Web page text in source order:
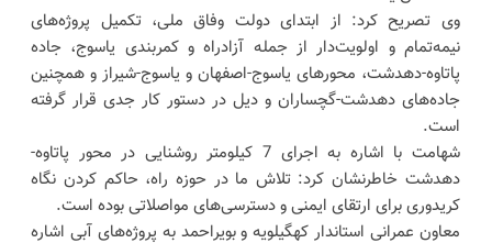
وی تصریح کرد: از ابتدای دولت وفاق ملی، تکمیل پروژه‌های
نیمه‌تمام و اولویت‌دار از جمله آزادراه و کمربندی یاسوج، جاده
پاتاوه-دهدشت، محورهای یاسوج-اصفهان و یاسوج-شیراز و همچنین
جاده‌های دهدشت-گچساران و دیل در دستور کار جدی قرار گرفته
است.
شهامت با اشاره به اجرای 7 کیلومتر روشنایی در محور پاتاوه-
دهدشت خاطرنشان کرد: تلاش ما در حوزه راه، حاکم کردن نگاه
کریدوری برای ارتقای ایمنی و دسترسی‌های مواصلاتی بوده است.
معاون عمرانی استاندار کهگیلویه و بویراحمد به پروژه‌های آبی اشاره